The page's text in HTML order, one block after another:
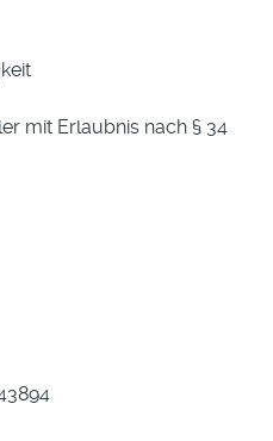
mit Erlaubnis nach § 34